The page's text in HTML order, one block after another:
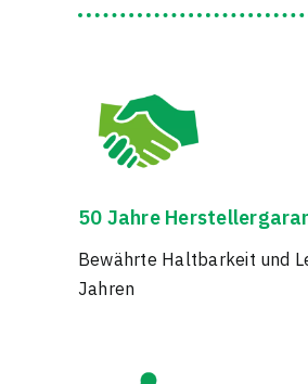
50 Jahre
Bewährte Haltbarkeit und
Jahren